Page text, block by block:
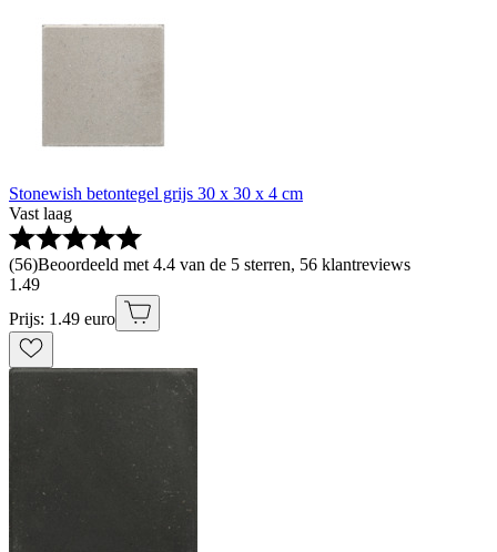
Stonewish betontegel grijs 30 x 30 x 4 cm
Vast laag
(56)Beoordeeld met 4.4 van de 5 sterren, 56 klantreviews
1 .49
Prijs: 1.49 euro